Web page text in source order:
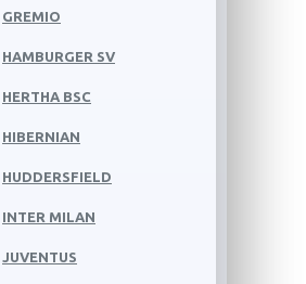
GREMIO
HAMBURGER SV
HERTHA BSC
HIBERNIAN
HUDDERSFIELD
INTER MILAN
JUVENTUS